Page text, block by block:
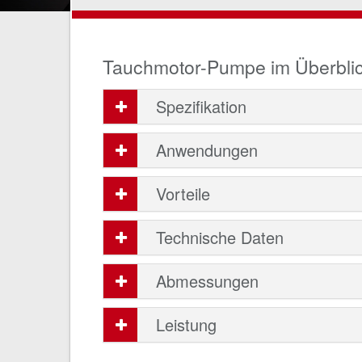
Tauchmotor-Pumpe im
Spezifikation
Anwendungen
Vorteile
Technische Daten
Abmessungen
Leistung